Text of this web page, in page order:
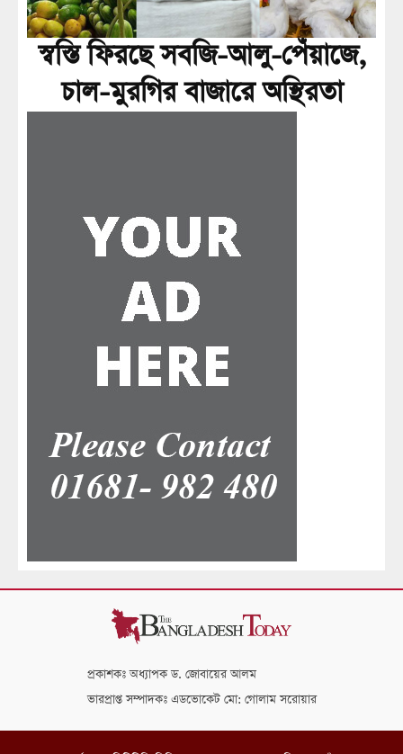
স্বস্তি ফিরছে সবজি-আলু-পেঁয়াজে,
চাল-মুরগির বাজারে অস্থিরতা
প্রকাশকঃ অধ্যাপক ড. জোবায়ের আলম
ভারপ্রাপ্ত সম্পাদকঃ এডভোকেট মো: গোলাম সরোয়ার